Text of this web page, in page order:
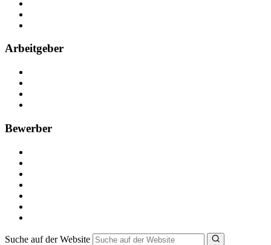
Arbeitgeber
Bewerber
Suche auf der Website